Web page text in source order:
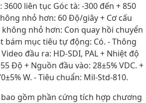
liên tục Góc tà: -300 đến + 850
nhỏ hơn: 60 Độ/giây + Cơ cấu
nhỏ hơn: Con quay hồi chuyển
bám mục tiêu tự động: Có. - Thông
đầu ra: HD-SDI, PAL + Nhiệt độ
Độ + Nguồn đầu vào: 28±5% VDC. +
W. - Tiêu chuẩn: Mil-Std-810.
gồm phần cứng tích hợp chương